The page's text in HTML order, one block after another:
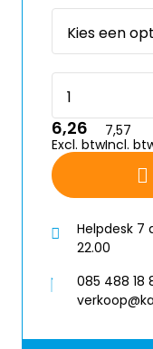
6,26
Excl. btw
7,57
Incl.
Helpdesk 7
22.00
085 488 18